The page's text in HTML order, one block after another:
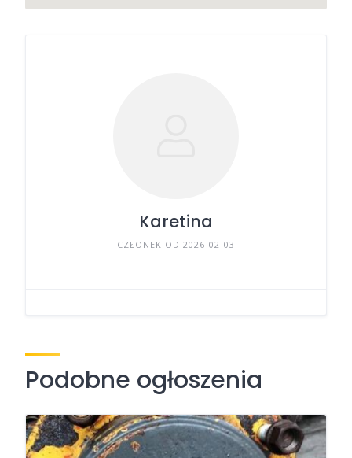
Karetina
CZŁONEK OD 2026-02-03
Podobne ogłoszenia